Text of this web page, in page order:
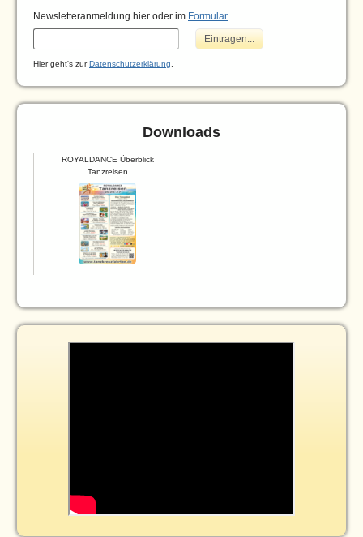
Newsletteranmeldung hier oder im Formular
Hier geht's zurDatenschutzerklärung
Downloads
ROYALDANCE Überblick
Tanzreisen